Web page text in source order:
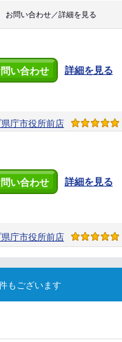
お問い合わせ／詳細を見る
い合わせ 詳細を見る
庁市役所前店
い合わせ 詳細を見る
庁市役所前店
もございます